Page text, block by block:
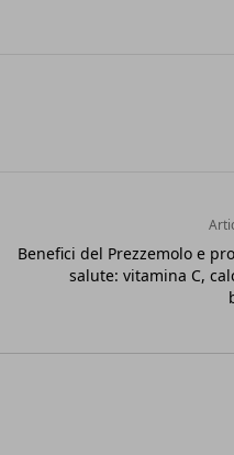
Benefici del Prezzemolo e
salute: vitamina C,